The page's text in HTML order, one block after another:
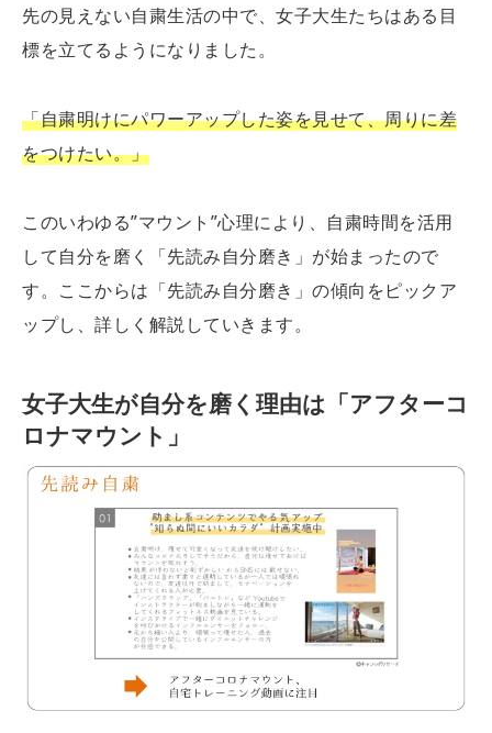
先の見えない自粛生活の中で、女子大生たちはある目
標を立てるようになりました。
「自粛明けにパワーアップした姿を見せて、周りに差
をつけたい。」
このいわゆる”マウント”心理により、自粛時間を活用
して自分を磨く「先読み自分磨き」が始まったので
す。ここからは「先読み自分磨き」の傾向をピックア
ップし、詳しく解説していきます。
女子大生が自分を磨く理由は「アフターコ
ロナマウント」